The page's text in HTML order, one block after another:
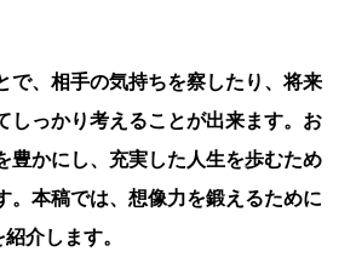
で、相手の気持ちを察したり、将来
しっかり考えることが出来ます。お
豊かにし、充実した人生を歩むため
。本稿では、想像力を鍛えるために
介します。